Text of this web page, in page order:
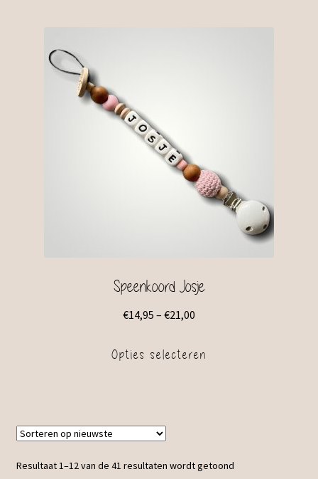
Speenkoord Josje
€14,95 – €21,00
Opties selecteren
Resultaat 1–12 van de 41 resultaten wordt getoond